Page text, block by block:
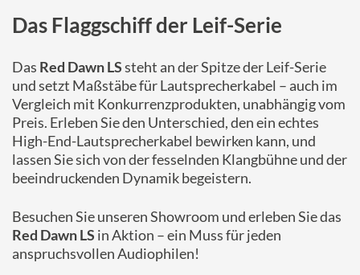
Das Flaggschiff der Leif-Serie
Das Red Dawn LSsteht an der Spitze der Leif-Serie
und setzt Maßstäbe für Lautsprecherkabel – auch im
Vergleich mit Konkurrenzprodukten, unabhängig vom
Preis. Erleben Sie den Unterschied, den ein echtes
High-End-Lautsprecherkabel bewirken kann, und
lassen Sie sich von der fesselnden Klangbühne und der
beeindruckenden Dynamik begeistern.
Besuchen Sie unseren Showroom und erleben Sie das
Red Dawn LS in Aktion – ein Muss für jeden
anspruchsvollen Audiophilen!